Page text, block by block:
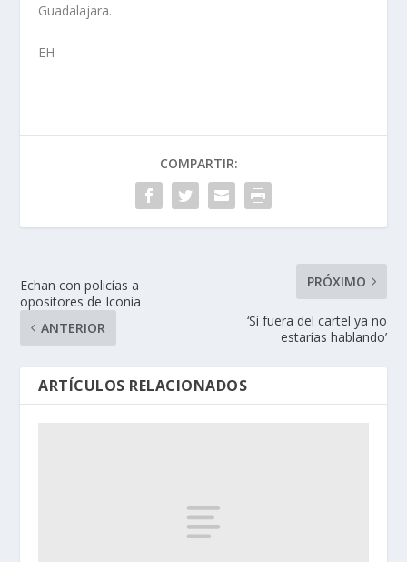
Guadalajara.
EH
COMPARTIR:
Echan con policías a
opositores de Iconia
ANTERIOR
PRÓXIMO
‘Si fuera del cartel ya no
estarías hablando’
ARTÍCULOS RELACIONADOS